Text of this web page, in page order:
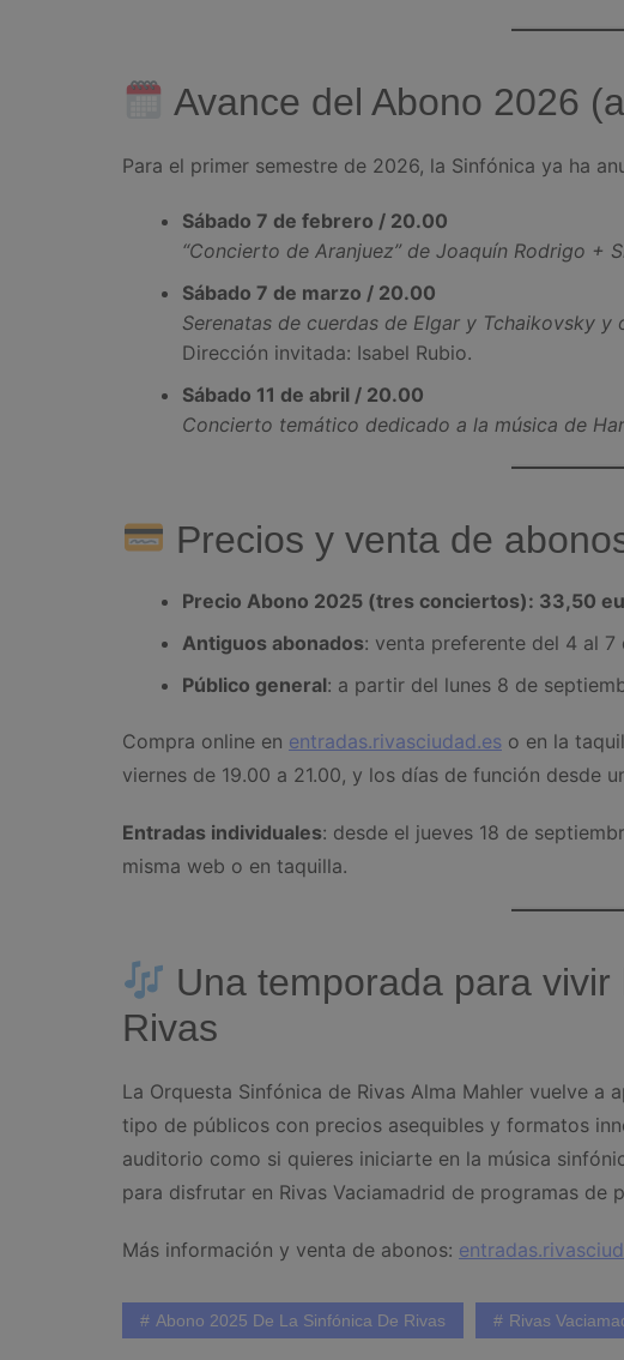
Avance del Abono 2026
Para el primer semestre de 2026, la Sinfónica ya ha
Sábado 7 de febrero / 20.00
“Concierto de Aranjuez” de Joaquín Rodrigo +
Sábado 7 de marzo / 20.00
Serenatas de cuerdas de Elgar y Tchaikovsky y
Dirección invitada: Isabel Rubio.
Sábado 11 de abril / 20.00
Concierto temático dedicado a la música de
Precios y venta de
Precio Abono 2025 (tres conciertos): 33,50
Antiguos abonados: venta preferente del 4 al 7
Público general: a partir del lunes 8 de
Compra online en entradas.rivasciudad.es o en la
viernes de 19.00 a 21.00, y los días de función desde
Entradas individuales: desde el jueves 18 de
misma web o en taquilla.
Una temporada para vivir
Rivas
La Orquesta Sinfónica de Rivas Alma Mahler vuelve
tipo de públicos con precios asequibles y formatos
auditorio como si quieres iniciarte en la música
para disfrutar en Rivas Vaciamadrid de programas de
Más información y venta de abonos:
Abono 2025 De La Sinfónica De Rivas Rivas